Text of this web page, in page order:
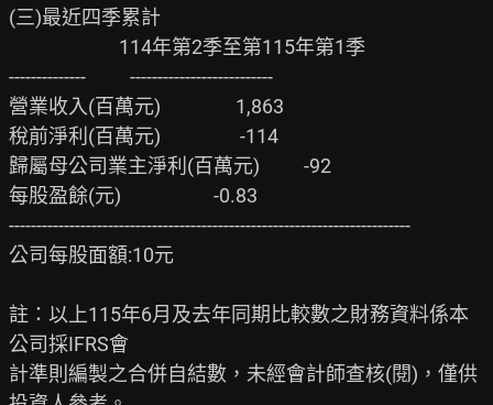
(三)最近四季累計
--------------          --------------------------
營業收入(百萬元)                 1,863
稅前淨利(百萬元)                  -114
歸屬母公司業主淨利(百萬元)          -92
每股盈餘(元)                     -0.83
-------------------------------------------------------------------------
公司每股面額:10元
註：以上115年6月及去年同期比較數之財務資料係本
公司採IFRS會
計準則編製之合併自結數，未經會計師查核(閱)，僅供